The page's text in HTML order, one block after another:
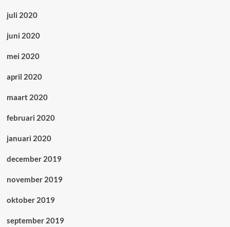
juli 2020
juni 2020
mei 2020
april 2020
maart 2020
februari 2020
januari 2020
december 2019
november 2019
oktober 2019
september 2019